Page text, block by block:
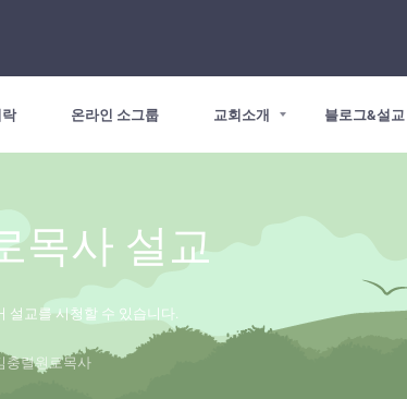
온라인 소그룹 교회소개 블로그&설교
목사 설교
설교를 시청할 수 있습니다.
충렬원로목사